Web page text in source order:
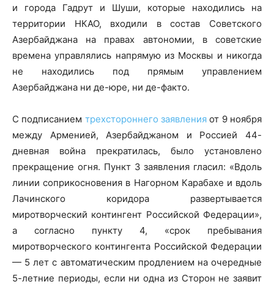
и города Гадрут и Шуши, которые находились на
территории НКАО, входили в состав Советского
Азербайджана на правах автономии, в советские
времена управлялись напрямую из Москвы и никогда
не находились под прямым управлением
Азербайджана ни де-юре, ни де-факто.
С подписанием трехстороннего заявления от 9 ноября
между Арменией, Азербайджаном и Россией 44-
дневная война прекратилась, было установлено
прекращение огня. Пункт 3 заявления гласил: «Вдоль
линии соприкосновения в Нагорном Карабахе и вдоль
Лачинского коридора развертывается
миротворческий контингент Российской Федерации»,
а согласно пункту 4, «срок пребывания
миротворческого контингента Российской Федерации
— 5 лет с автоматическим продлением на очередные
5-летние периоды, если ни одна из Сторон не заявит